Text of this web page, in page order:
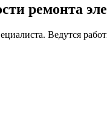
ремонта
Ведутся